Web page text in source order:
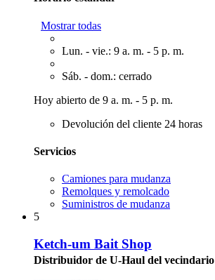
Mostrar todas
Lun. - vie.: 9 a. m. - 5 p. m.
Sáb. - dom.: cerrado
Hoy abierto de 9 a. m. - 5 p. m.
Devolución del cliente 24 horas
Servicios
Camiones para mudanza
Remolques y remolcado
Suministros de mudanza
5
Ketch-um Bait Shop
Distribuidor de U-Haul del vecindario